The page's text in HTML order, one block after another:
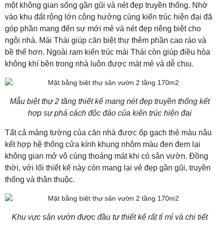
một không gian sống gần gũi và nét đẹp truyền thống. Nhờ
vào khu đất rộng lớn cộng hưởng cùng kiến trúc hiện đại đã
góp phần mang đến sự mới mẻ và nét đẹp riêng biệt cho
ngôi nhà. Mái Thái giúp căn biệt thự thêm phần cao ráo và
bề thế hơn. Ngoài ram kiến trúc mái Thái còn giúp điều hòa
không khí bên trong nhà luôn được mát mẻ và dễ chịu.
Mẫu biệt thự 2 tầng thiết kế mang nét đẹp truyền thống kết
hợp sự phá cách độc đáo của kiến trúc hiện đại
Tất cả mảng tường của căn nhà được ốp gạch thẻ màu nâu
kết hợp hệ thống cửa kính khung nhôm màu đen đem lại
không gian mở vô cùng thoáng mát khi có sân vườn. Đồng
thời, với lối thiết kế này còn mang lại vẻ đẹp gần gũi, truyền
thống và thân thuộc.
Khu vực sân vườn được đầu tư thiết kế rất tỉ mỉ và chi tiết